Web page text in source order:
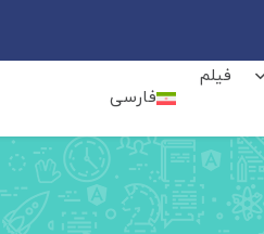
فیلم
فارسی